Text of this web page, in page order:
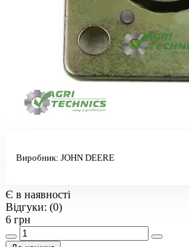
Виробник: JOHN DEERE
Є в наявності
Відгуки: (0)
6 грн